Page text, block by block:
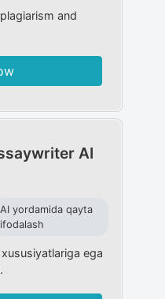
and
AI
AI yordamida qayta
ifodalash
ega